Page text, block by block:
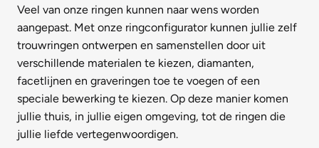
Veel van onze ringen kunnen naar wens worden
aangepast. Met onze ringconfigurator kunnen jullie zelf
trouwringen ontwerpen en samenstellen door uit
verschillende materialen te kiezen, diamanten,
facetlijnen en graveringen toe te voegen of een
speciale bewerking te kiezen. Op deze manier komen
jullie thuis, in jullie eigen omgeving, tot de ringen die
jullie liefde vertegenwoordigen.